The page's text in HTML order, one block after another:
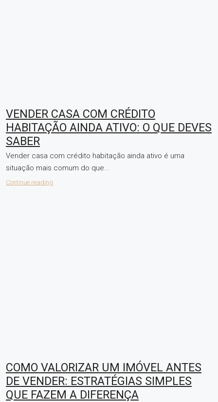
VENDER CASA COM CRÉDITO
HABITAÇÃO AINDA ATIVO: O QUE DEVES
SABER
Vender casa com crédito habitação ainda ativo é uma
situação mais comum do que...
Continue reading
COMO VALORIZAR UM IMÓVEL ANTES
DE VENDER: ESTRATÉGIAS SIMPLES
QUE FAZEM A DIFERENÇA